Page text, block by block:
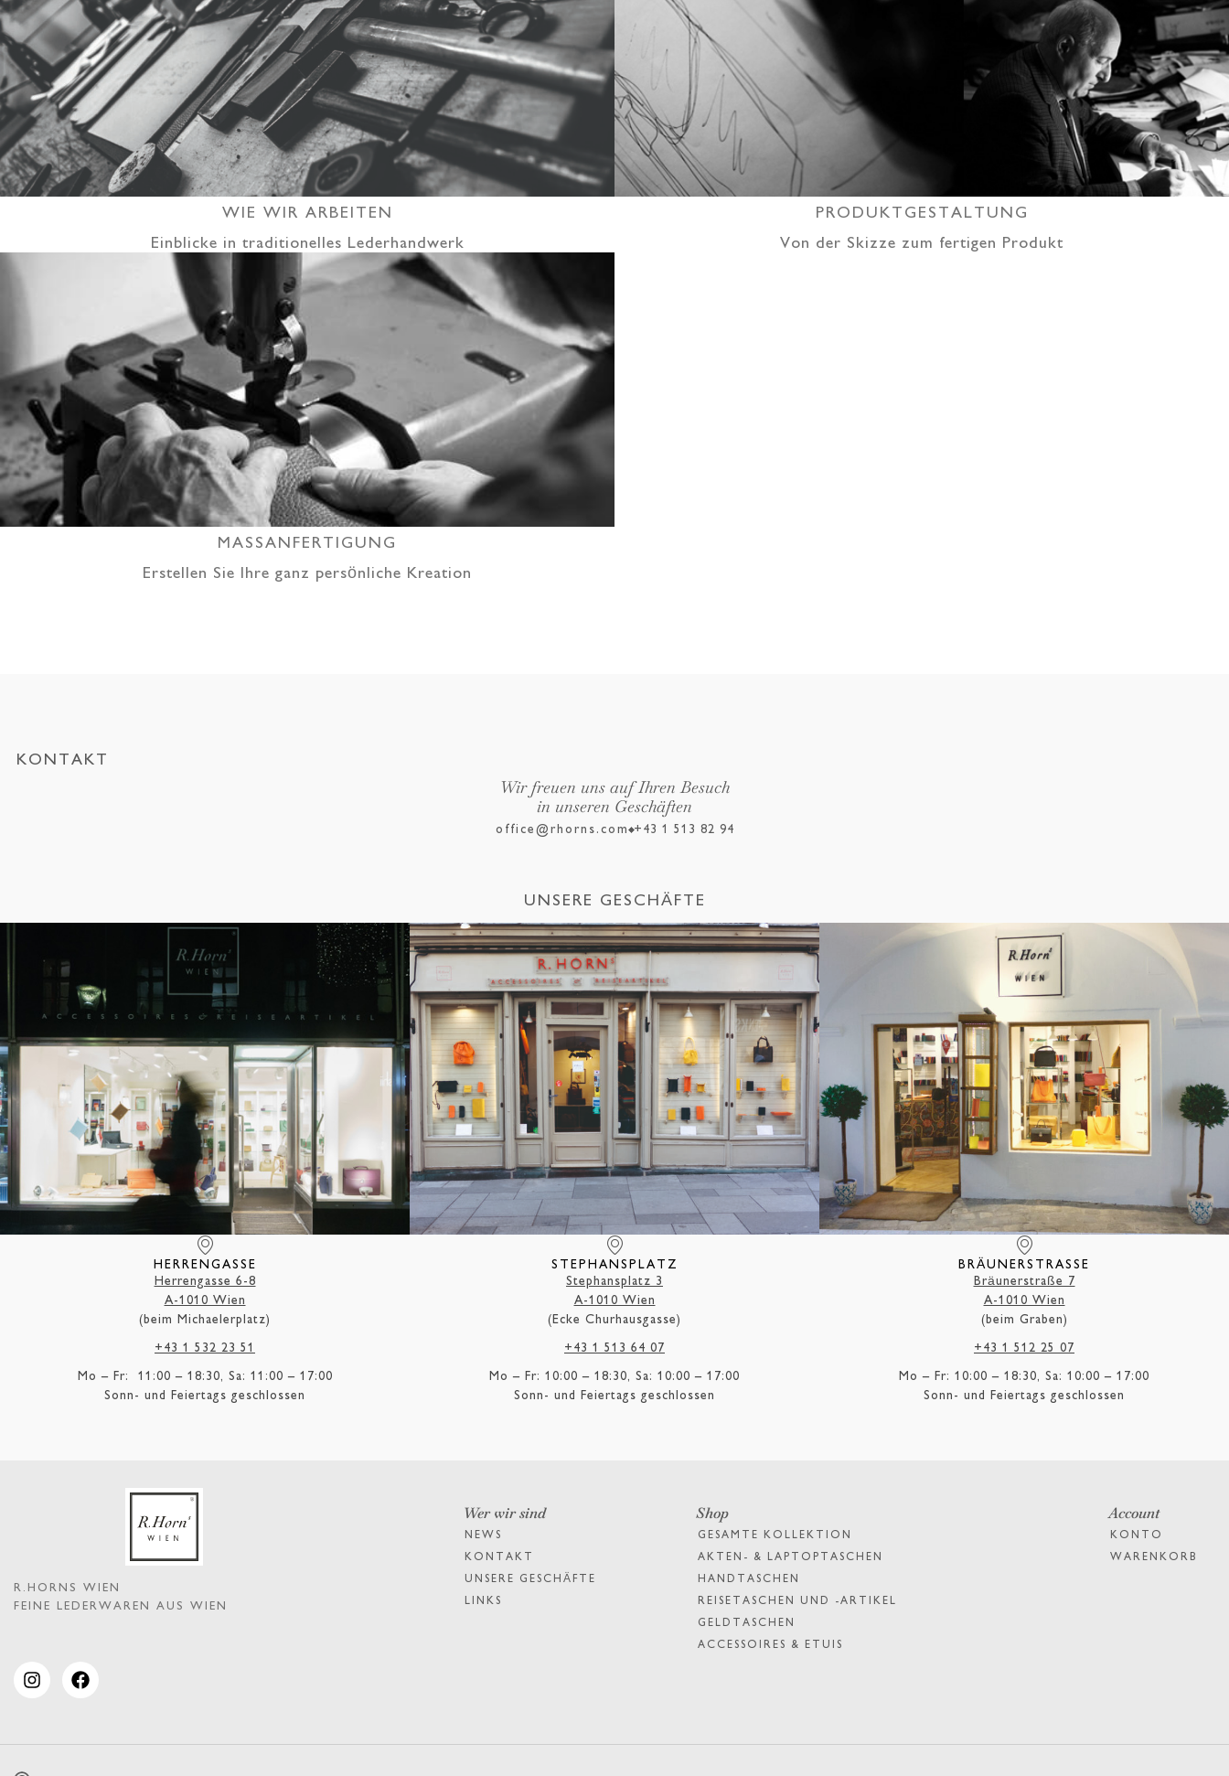
WIE WIR ARBEITEN
Einblicke in traditionelles Lederhandwerk
PRODUKTGESTALTUNG
Von der Skizze zum fertigen Produkt
MASSANFERTIGUNG
Erstellen Sie Ihre ganz persönliche Kreation
KONTAKT
Wir freuen uns auf Ihren Besuch
in unseren Geschäften
office@rhorns.com +43 1 513 82 94
UNSERE GESCHÄFTE
HERRENGASSE
Herrengasse 6-8
A-1010 Wien
(beim Michaelerplatz)
+43 1 532 23 51
Mo – Fr: 11:00 – 18:30, Sa: 11:00 – 17:00
Sonn- und Feiertags geschlossen
STEPHANSPLATZ
Stephansplatz 3
A-1010 Wien
(Ecke Churhausgasse)
+43 1 513 64 07
Mo – Fr: 10:00 – 18:30, Sa: 10:00 – 17:00
Sonn- und Feiertags geschlossen
BRÄUNERSTRASSE
Bräunerstraße 7
A-1010 Wien
(beim Graben)
+43 1 512 25 07
Mo – Fr: 10:00 – 18:30, Sa: 10:00 – 17:00
Sonn- und Feiertags geschlossen
R.HORNS WIEN
FEINE LEDERWAREN AUS WIEN
Wer wir sind
NEWS
KONTAKT
UNSERE GESCHÄFTE
LINKS
Shop
GESAMTE KOLLEKTION
AKTEN- & LAPTOPTASCHEN
HANDTASCHEN
REISETASCHEN UND -ARTIKEL
GELDTASCHEN
ACCESSOIRES & ETUIS
Account
KONTO
WARENKORB